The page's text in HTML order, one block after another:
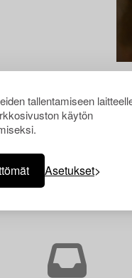
tallentamiseen
käytön
Asetukset